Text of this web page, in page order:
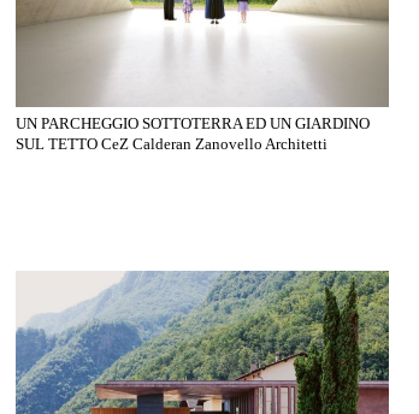
UN PARCHEGGIO SOTTOTERRA ED UN GIARDINO
SUL TETTO CeZ Calderan Zanovello Architetti